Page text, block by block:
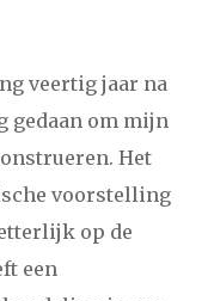
mei juni juli
november
veertig jaar na
gedaan om mijn
Het
voorstelling
op de
een